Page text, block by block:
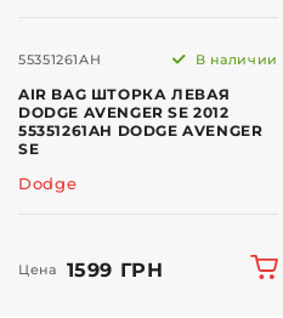
55351261AH В наличии
AIR BAG ШТОРКА ЛЕВАЯ
DODGE AVENGER SE 2012
55351261AH DODGE AVENGER
SE
Dodge
Цена 1599 ГРН